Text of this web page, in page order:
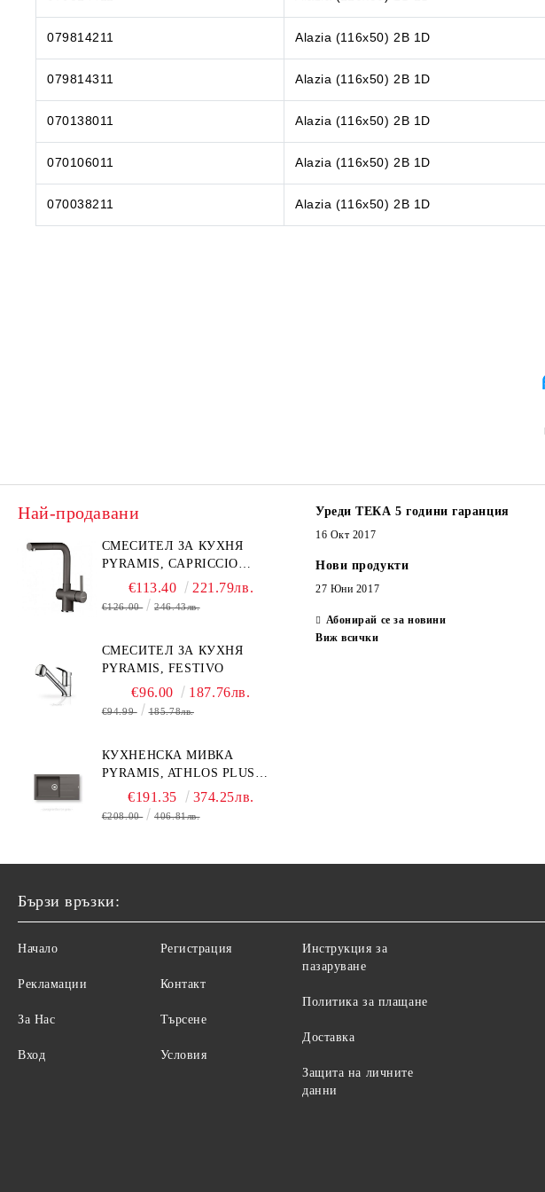
079814211 Alazia (116x50) 2B 1D
079814311 Alazia (116x50) 2B 1D
070138011 Alazia (116x50) 2B 1D
070106011 Alazia (116x50) 2B 1D
070038211 Alazia (116x50) 2B 1D
Най-продавани
СМЕСИТЕЛ ЗА КУХНЯ
PYRAMIS, CAPRICCIO
PYRAGRANITE
€113.40 221.79лв.
€126.00 246.43лв.
СМЕСИТЕЛ ЗА КУХНЯ
PYRAMIS, FESTIVO
€96.00 187.76лв.
€94.99 185.78лв.
КУХНЕНСКА МИВКА
PYRAMIS, ATHLOS PLUS
(86X50) 1B 1D
€191.35 374.25лв.
€208.00 406.81лв.
Уреди ТЕКА 5 години гаранция
16 Окт 2017
Нови продукти
27 Юни 2017
Абонирай се за новини
Виж всички
Бързи връзки:
Начало
Рекламации
За Нас
Вход
Регистрация
Контакт
Търсене
Условия
Инструкция за
пазаруване
Политика за плащане
Доставка
Защита на личните
данни